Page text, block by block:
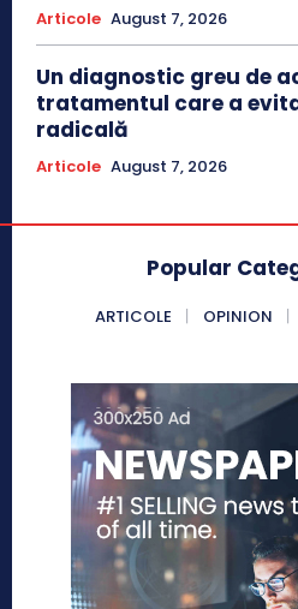
Articole August 7, 2026
Un diagnostic greu de
tratamentul care a
radicală
Articole August 7, 2026
Popular
ARTICOLE OPINION